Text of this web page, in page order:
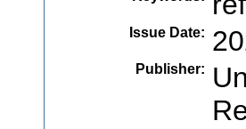
Issue Date:
Publisher: